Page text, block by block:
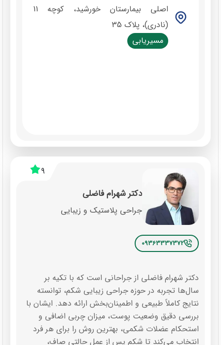
اصلی بیمارستان خورشید، کوچه 11
(نادری)، پلاک 35
مسیریابی
9
دکتر شهرام فاضلی
جراحی پلاستیک و زیبایی
09363337372
دکتر شهرام فاضلی از جراحانی است که با تکیه بر
سال‌ها تجربه در حوزه جراحی زیبایی شکم، توانسته
نتایج کاملاً طبیعی و اطمینان‌بخش ارائه دهد. ایشان با
بررسی دقیق وضعیت پوست، میزان چربی اضافی و
استحکام عضلات شکمی، بهترین روش را برای هر فرد
انتخاب می‌کند تا شکم پس از عمل حالتی صاف،